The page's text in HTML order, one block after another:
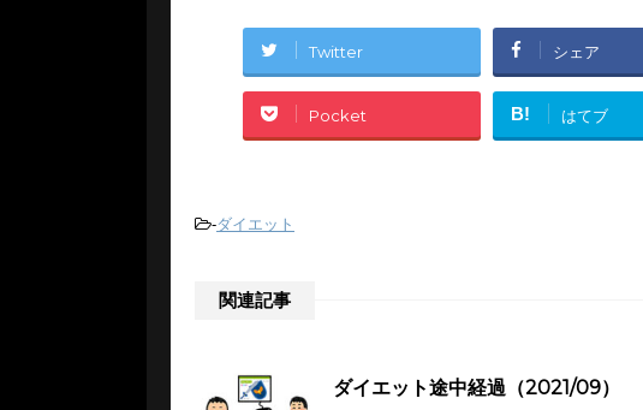
Twitter シェア
Pocket B! はてブ
-ダイエット
関連記事
ダイエット途中経過（2021/09）